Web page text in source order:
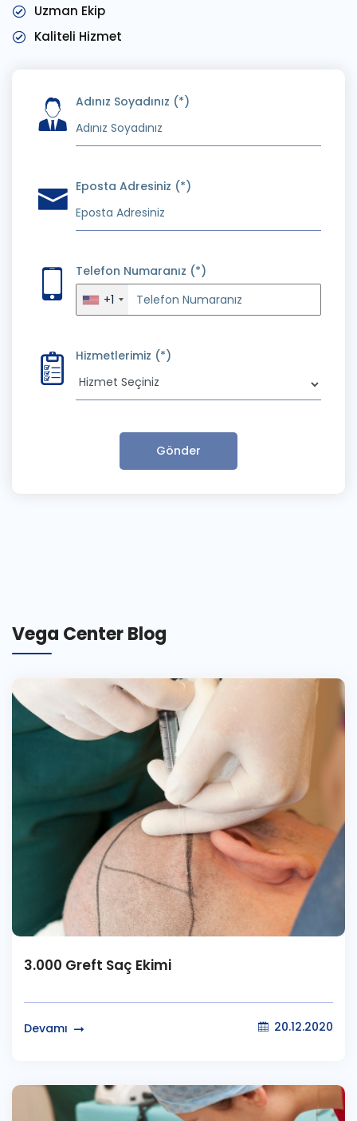
Uzman Ekip
Kaliteli Hizmet
Adınız Soyadınız (*)
Eposta Adresiniz (*)
Telefon Numaranız (*)
+1
Hizmetlerimiz (*)
Gönder
Vega Center Blog
3.000 Greft Saç Ekimi
Devamı 20.12.2020